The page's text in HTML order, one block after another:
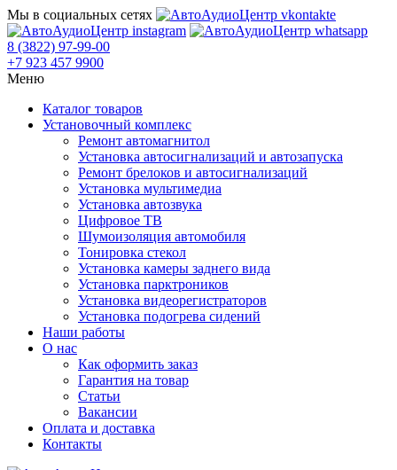
Мы в социальных сетях
8 (3822) 97-99-00
+7 923 457 9900
Меню
Каталог товаров
Установочный комплекс
Ремонт автомагнитол
Установка автосигнализаций и автозапуска
Ремонт брелоков и автосигнализаций
Установка мультимедиа
Установка автозвука
Цифровое ТВ
Шумоизоляция автомобиля
Тонировка стекол
Установка камеры заднего вида
Установка парктроников
Установка видеорегистраторов
Установка подогрева сидений
Наши работы
О нас
Как оформить заказ
Гарантия на товар
Статьи
Вакансии
Оплата и доставка
Контакты